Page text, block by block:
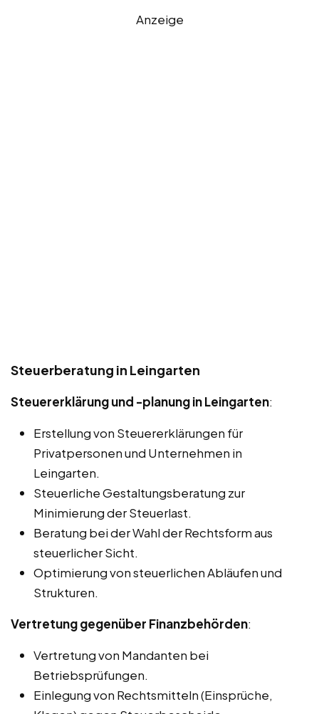
Anzeige
Steuerberatung in Leingarten
Steuererklärung und -planung in Leingarten:
Erstellung von Steuererklärungen für
Privatpersonen und Unternehmen in
Leingarten.
Steuerliche Gestaltungsberatung zur
Minimierung der Steuerlast.
Beratung bei der Wahl der Rechtsform aus
steuerlicher Sicht.
Optimierung von steuerlichen Abläufen und
Strukturen.
Vertretung gegenüber Finanzbehörden:
Vertretung von Mandanten bei
Betriebsprüfungen.
Einlegung von Rechtsmitteln (Einsprüche,